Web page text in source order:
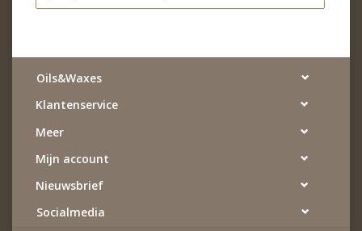
Oils&Waxes
Klantenservice
Meer
Mijn account
Nieuwsbrief
Socialmedia